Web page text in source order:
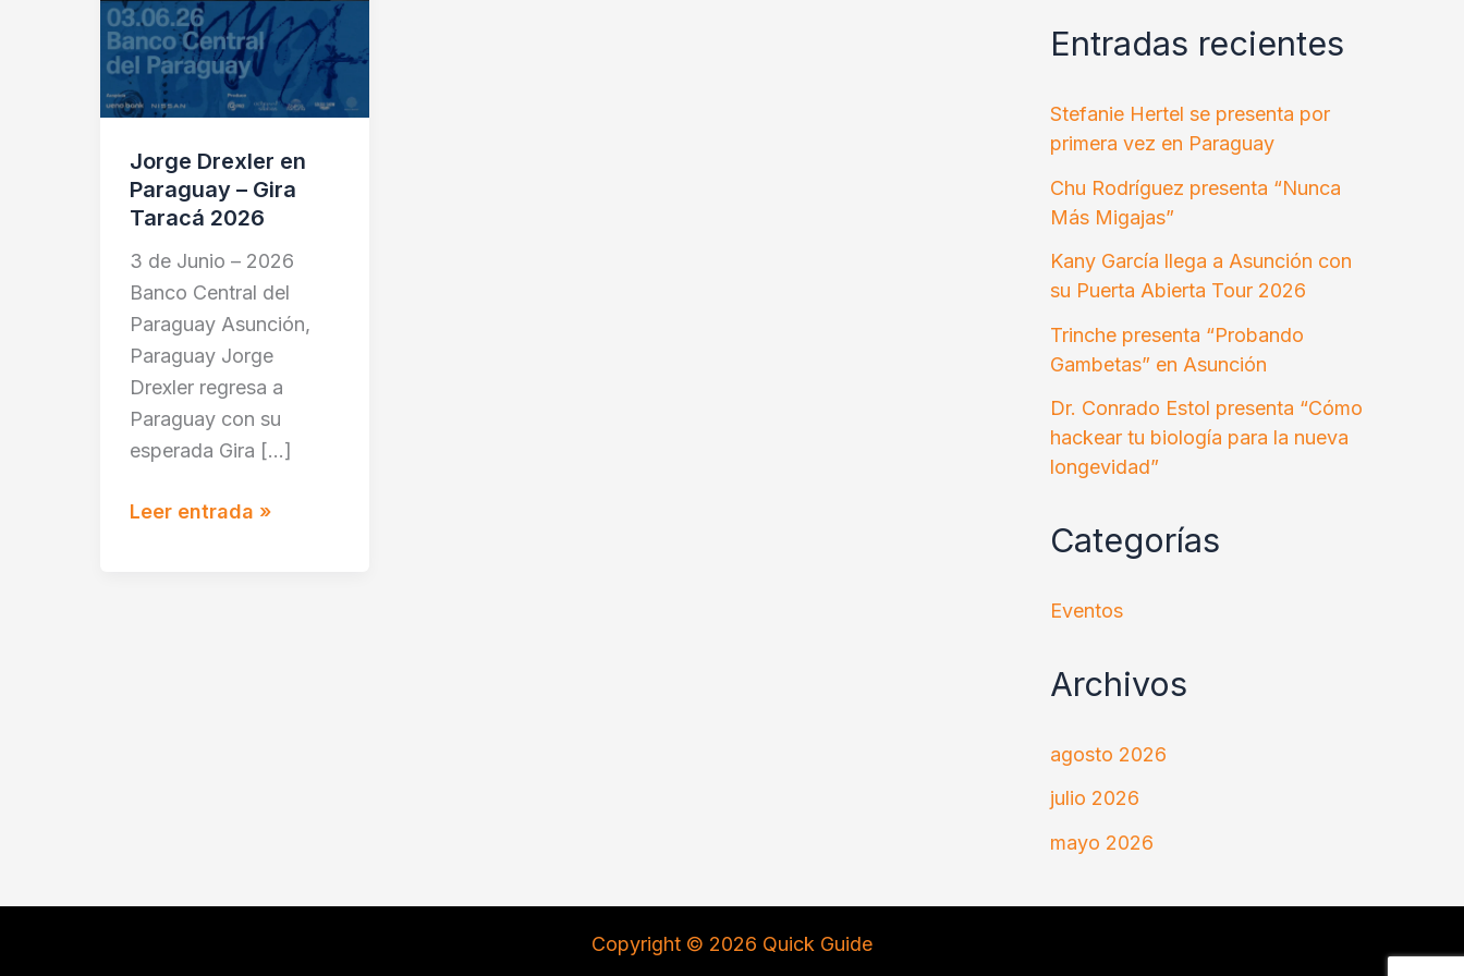
Jorge Drexler en
Paraguay – Gira
Taracá 2026
3 de Junio – 2026
Banco Central del
Paraguay Asunción,
Paraguay Jorge
Drexler regresa a
Paraguay con su
esperada Gira […]
Gira
Taracá
2026
Leer entrada »
Entradas recientes
Stefanie Hertel se presenta por
primera vez en Paraguay
Chu Rodríguez presenta “Nunca
Más Migajas”
Kany García llega a Asunción con
su Puerta Abierta Tour 2026
Trinche presenta “Probando
Gambetas” en Asunción
Dr. Conrado Estol presenta “Cómo
hackear tu biología para la nueva
longevidad”
Categorías
Eventos
Archivos
agosto 2026
julio 2026
mayo 2026
Copyright © 2026 Quick Guide